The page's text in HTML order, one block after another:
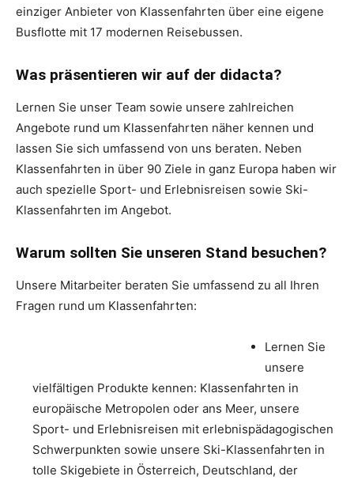
einziger Anbieter von Klassenfahrten über eine eigene
Busflotte mit 17 modernen Reisebussen.
Was präsentieren wir auf der didacta?
Lernen Sie unser Team sowie unsere zahlreichen
Angebote rund um Klassenfahrten näher kennen und
lassen Sie sich umfassend von uns beraten. Neben
Klassenfahrten in über 90 Ziele in ganz Europa haben wir
auch spezielle Sport- und Erlebnisreisen sowie Ski-
Klassenfahrten im Angebot.
Warum sollten Sie unseren Stand besuchen?
Unsere Mitarbeiter beraten Sie umfassend zu all Ihren
Fragen rund um Klassenfahrten:
Lernen Sie
unsere
vielfältigen Produkte kennen: Klassenfahrten in
europäische Metropolen oder ans Meer, unsere
Sport- und Erlebnisreisen mit erlebnispädagogischen
Schwerpunkten sowie unsere Ski-Klassenfahrten in
tolle Skigebiete in Österreich, Deutschland, der